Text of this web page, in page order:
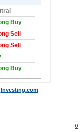
Investing.com
0